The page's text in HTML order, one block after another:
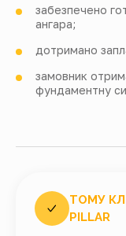
забезпечено
ангара;
дотримано
замовник
фундаментну
ТОМУ
PILLAR